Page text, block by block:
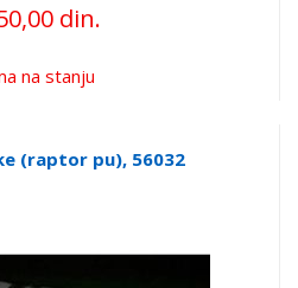
din.
na stanju
(raptor pu), 56032